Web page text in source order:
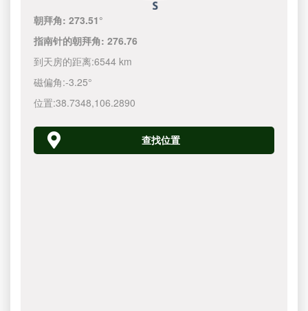
朝拜角:273.51°
指南针的朝拜角:276.76
到天房的距离:6544 km
磁偏角:-3.25°
位置:38.7348,106.2890
查找位置